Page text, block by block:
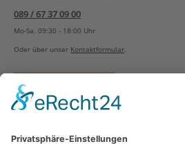
089 / 67 37 09 00
Mo-Sa, 09:30 - 18:00 Uhr
Oder über unser Kontaktformular.
Vertrag widerrufen